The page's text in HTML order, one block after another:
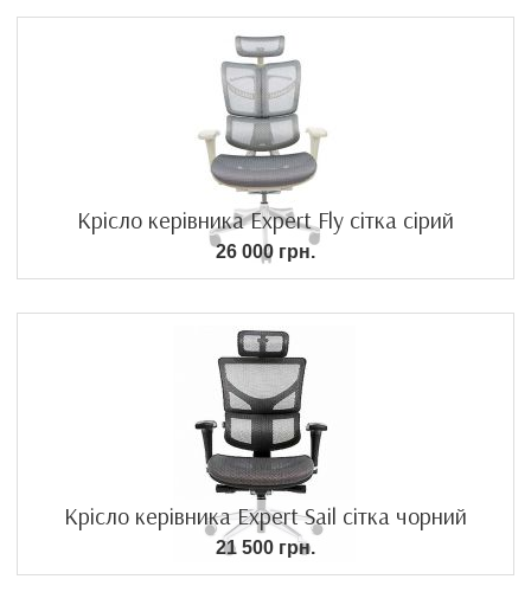
Крісло керівника Expert Fly сітка сірий
26 000 грн.
Крісло керівника Expert Sail сітка чорний
21 500 грн.